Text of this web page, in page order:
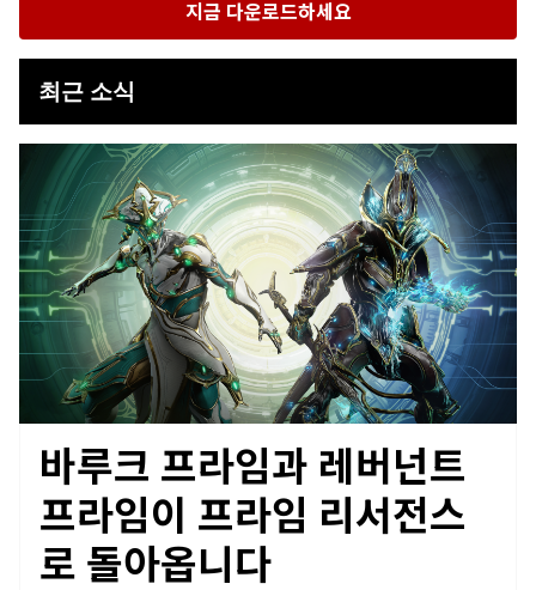
지금 다운로드하세요
최근 소식
바루크 프라임과 레버넌트
프라임이 프라임 리서전스
로 돌아옵니다